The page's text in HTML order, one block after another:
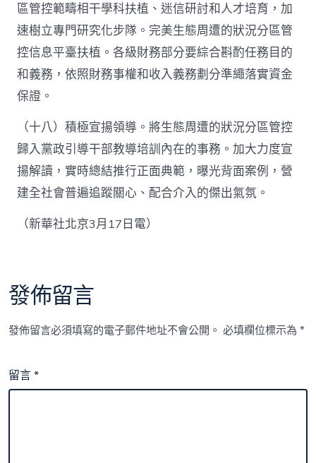
區管控範疇相干學科扶植、迷信研討和人才培育，加
速樹立專門研究化步隊。完美生態周遭的狀況分區管
控信息平臺扶植。各級財務部分要綜合斟酌任務目的
和義務，依照財務事權和收入義務劃分準繩落實資金
保證。
（十八）積極宣揚領導。將生態周遭的狀況分區管控
歸入黨政引導干部教導培訓內在的事務。加大力度宣
揚解讀，實時總結推行正面典範，曝光背面案例，營
建全社會普遍追蹤關心、配合介入的傑出氣氛。
（新華社北京3月17日電）
發佈留言
發佈留言必須填寫的電子郵件地址不會公開。 必填欄位標示為*
留言*